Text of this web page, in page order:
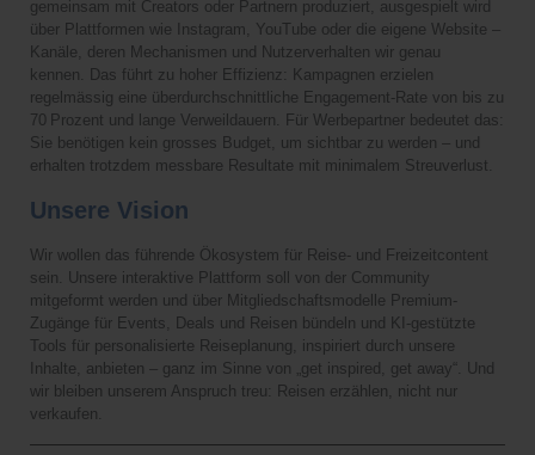
gemeinsam mit Creators oder Partnern produziert, ausgespielt wird
über Plattformen wie Instagram, YouTube oder die eigene Website –
Kanäle, deren Mechanismen und Nutzerverhalten wir genau
kennen. Das führt zu hoher Effizienz: Kampagnen erzielen
regelmässig eine überdurchschnittliche Engagement-Rate von bis zu
70 Prozent und lange Verweildauern. Für Werbepartner bedeutet das:
Sie benötigen kein grosses Budget, um sichtbar zu werden – und
erhalten trotzdem messbare Resultate mit minimalem Streuverlust.
Unsere Vision
Wir wollen das führende Ökosystem für Reise- und Freizeitcontent
sein. Unsere interaktive Plattform soll von der Community
mitgeformt werden und über Mitgliedschaftsmodelle Premium-
Zugänge für Events, Deals und Reisen bündeln und KI-gestützte
Tools für personalisierte Reiseplanung, inspiriert durch unsere
Inhalte, anbieten – ganz im Sinne von „get inspired, get away“. Und
wir bleiben unserem Anspruch treu: Reisen erzählen, nicht nur
verkaufen.